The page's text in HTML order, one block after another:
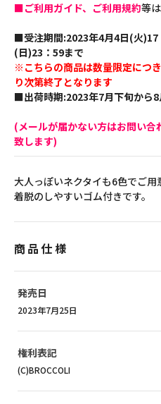
■ご利用ガイド、ご利用規約等
■受注期間:2023年4月4日(火)17
(日)23：59まで
※こちらの商品は数量限定につ
り次第終了となります
■出荷時期:2023年7月下旬から
(メールが届かない方はお問い
致します)
大人っぽいネクタイも6色でご用
着脱のしやすいゴム付きです。
商品仕様
発売日
2023年7月25日
権利表記
(C)BROCCOLI